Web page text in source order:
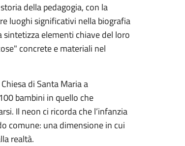
della pedagogia, con la
luoghi significativi nella biografia
sintetizza elementi chiave del loro
concrete e materiali nel
di Santa Maria a
bambini in quello che
Il neon ci ricorda che l’infanzia
comune: una dimensione in cui
realtà.